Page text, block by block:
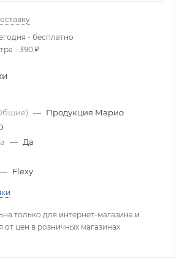
- бесплатно
- 390 ₽
— Продукция Марио
— Да
— Flexy
только для интернет-магазина и
от цен в розничных магазинах